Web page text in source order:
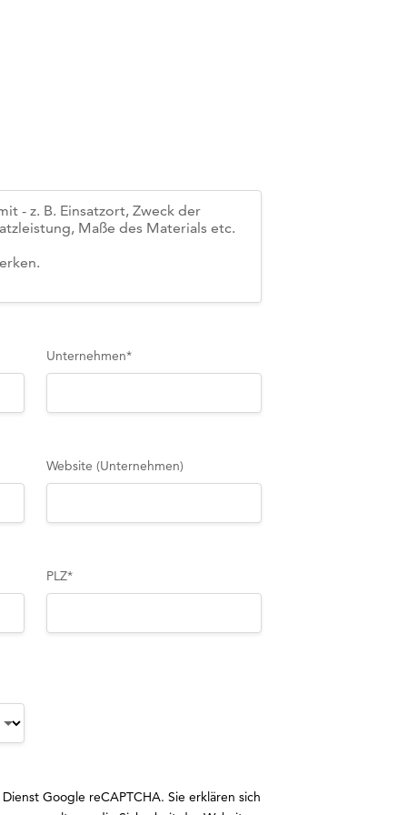
Unternehmen*
Website (Unternehmen)
PLZ*
Google reCAPTCHA. Sie erklären sich